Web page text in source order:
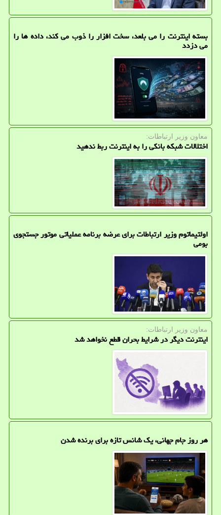
بسته اینترنت را می بلعد، سخت افزار را ذوب می کند، داده ها را
می دزدد
معاون وزیر ارتباطات:
اختلالات شبکه بانکی را به اینترنت ربط ندهید
اولتیماتوم وزیر ارتباطات برای عرضه برنامه عملیاتی موتور جستجوی
بومی
معاون وزیر ارتباطات:
اینترنت دیگر در شرایط بحران قطع نخواهد شد
هر روز جام جهانی، یک شانس تازه برای برنده شدن